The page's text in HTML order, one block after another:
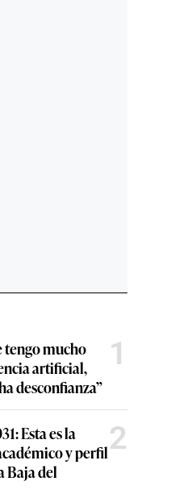
tengo mucho
artificial,
desconfianza”
1
Esta es la
y perfil
Baja del
2